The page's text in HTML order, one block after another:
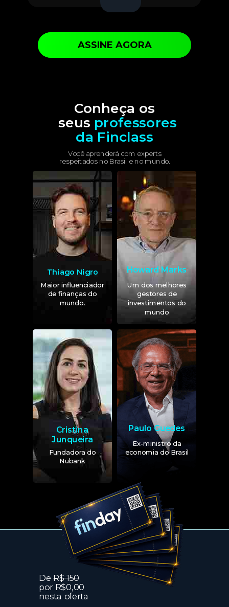
Conheça os
seus professores
da Finclass
Você aprenderá com experts
respeitados no Brasil e no mundo.
Fundadora do
Nubank
Cristina
Junqueira
Maior influenciador
de finanças do
mundo.
Thiago Nigro
Um dos melhores
gestores de
investimentos do
mundo
Howard Marks
Ex-ministro da
economia do Brasil
Paulo Guedes
ASSINE AGORA
De R$ 150
porR$0,00
nesta oferta